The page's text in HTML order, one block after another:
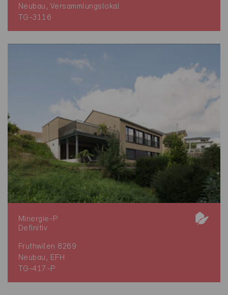
Neubau, Versammlungslokal
TG-3116
Minergie-P
Definitiv
Fruthwilen 8269
Neubau, EFH
TG-417-P